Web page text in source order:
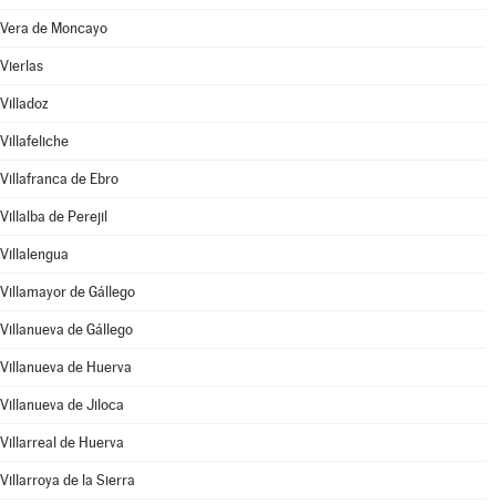
Vera de Moncayo
Vierlas
Villadoz
Villafeliche
Villafranca de Ebro
Villalba de Perejil
Villalengua
Villamayor de Gállego
Villanueva de Gállego
Villanueva de Huerva
Villanueva de Jiloca
Villarreal de Huerva
Villarroya de la Sierra